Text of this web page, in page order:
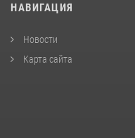
НАВИГАЦИЯ
Новости
Карта сайта